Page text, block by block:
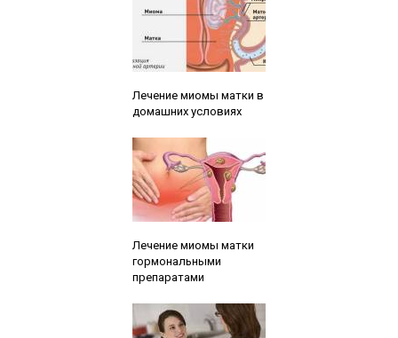
Лечение миомы матки в
домашних условиях
Лечение миомы матки
гормональными
препаратами